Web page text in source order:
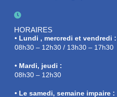
HORAIRES
• Lundi , mercredi et vendredi :
08h30 – 12h30 / 13h30 – 17h30
• Mardi, jeudi :
08h30 – 12h30
• Le samedi, semaine impaire :